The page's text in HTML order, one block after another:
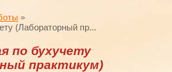
(Лабораторный пр...
по бухучету
практикум)